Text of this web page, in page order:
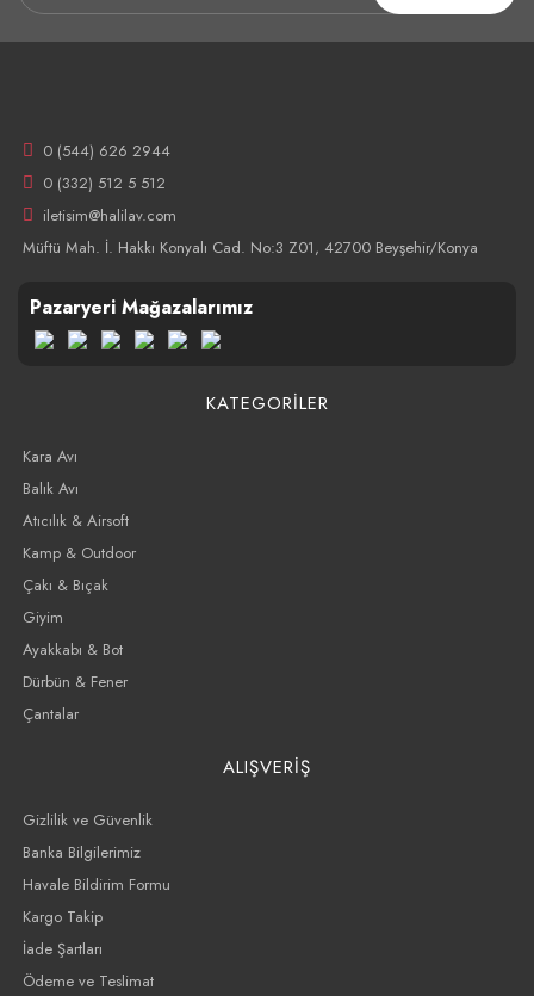
0 (544) 626 2944
0 (332) 512 5 512
iletisim@halilav.com
Müftü Mah. İ. Hakkı Konyalı Cad. No:3 Z01, 42700 Beyşehir/Konya
Pazaryeri Mağazalarımız
KATEGORİLER
Kara Avı
Balık Avı
Atıcılık & Airsoft
Kamp & Outdoor
Çakı & Bıçak
Giyim
Ayakkabı & Bot
Dürbün & Fener
Çantalar
ALIŞVERİŞ
Gizlilik ve Güvenlik
Banka Bilgilerimiz
Havale Bildirim Formu
Kargo Takip
İade Şartları
Ödeme ve Teslimat